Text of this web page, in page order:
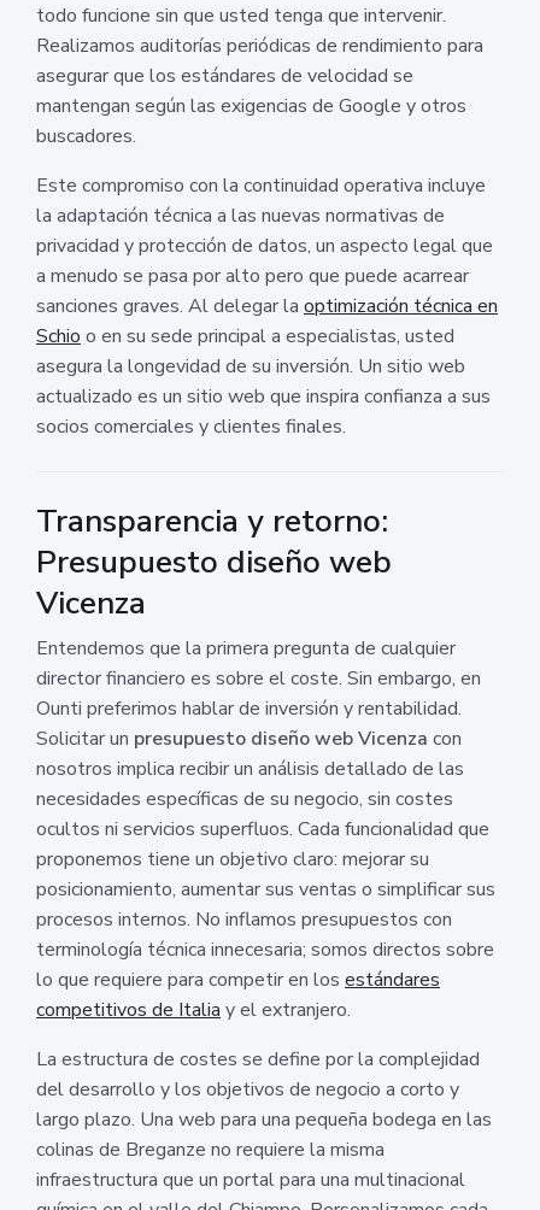
todo funcione sin que usted tenga que intervenir.
Realizamos auditorías periódicas de rendimiento para
asegurar que los estándares de velocidad se
mantengan según las exigencias de Google y otros
buscadores.
Este compromiso con la continuidad operativa incluye
la adaptación técnica a las nuevas normativas de
privacidad y protección de datos, un aspecto legal que
a menudo se pasa por alto pero que puede acarrear
sanciones graves. Al delegar la optimización técnica en
Schio o en su sede principal a especialistas, usted
asegura la longevidad de su inversión. Un sitio web
actualizado es un sitio web que inspira confianza a sus
socios comerciales y clientes finales.
Transparencia y retorno:
Presupuesto diseño web
Vicenza
Entendemos que la primera pregunta de cualquier
director financiero es sobre el coste. Sin embargo, en
Ounti preferimos hablar de inversión y rentabilidad.
Solicitar un presupuesto diseño web Vicenza con
nosotros implica recibir un análisis detallado de las
necesidades específicas de su negocio, sin costes
ocultos ni servicios superfluos. Cada funcionalidad que
proponemos tiene un objetivo claro: mejorar su
posicionamiento, aumentar sus ventas o simplificar sus
procesos internos. No inflamos presupuestos con
terminología técnica innecesaria; somos directos sobre
lo que requiere para competir en los estándares
competitivos de Italia y el extranjero.
La estructura de costes se define por la complejidad
del desarrollo y los objetivos de negocio a corto y
largo plazo. Una web para una pequeña bodega en las
colinas de Breganze no requiere la misma
infraestructura que un portal para una multinacional